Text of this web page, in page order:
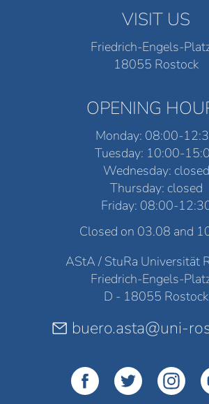
VISIT US
Friedrich-Engels-
18055 Rostock
OPENING
Monday: 08:00-
Tuesday: 10:00-
Wednesday: closed
Thursday: closed
Friday: 08:00-
Closed on 03.08 and
AStA / StuRa Universität
Friedrich-Engels-
D - 18055 Rostock
buero.asta@uni-